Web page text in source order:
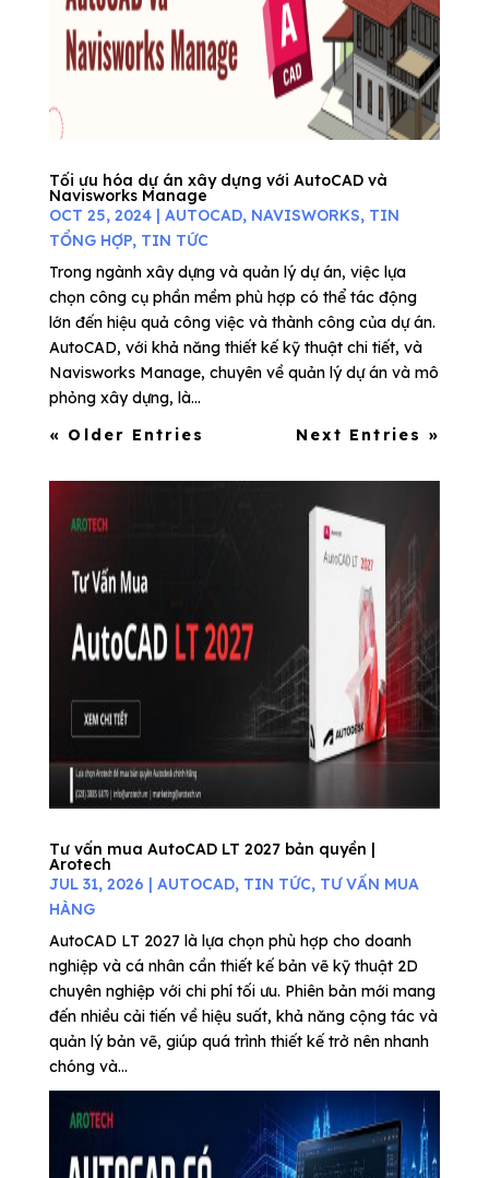
Tối ưu hóa dự án xây dựng với AutoCAD và
Navisworks Manage
OCT 25, 2024| AUTOCAD, NAVISWORKS, TIN
TỔNG HỢP, TIN TỨC
Trong ngành xây dựng và quản lý dự án, việc lựa
chọn công cụ phần mềm phù hợp có thể tác động
lớn đến hiệu quả công việc và thành công của dự án.
AutoCAD, với khả năng thiết kế kỹ thuật chi tiết, và
Navisworks Manage, chuyên về quản lý dự án và mô
phỏng xây dựng, là...
« Older Entries
Next Entries »
Tư vấn mua AutoCAD LT 2027 bản quyền |
Arotech
JUL 31, 2026 | AUTOCAD, TIN TỨC, TƯ VẤN MUA
HÀNG
AutoCAD LT 2027 là lựa chọn phù hợp cho doanh
nghiệp và cá nhân cần thiết kế bản vẽ kỹ thuật 2D
chuyên nghiệp với chi phí tối ưu. Phiên bản mới mang
đến nhiều cải tiến về hiệu suất, khả năng cộng tác và
quản lý bản vẽ, giúp quá trình thiết kế trở nên nhanh
chóng và...